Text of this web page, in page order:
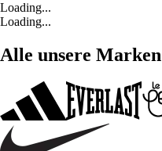
Loading...
Loading...
Alle unsere Marken